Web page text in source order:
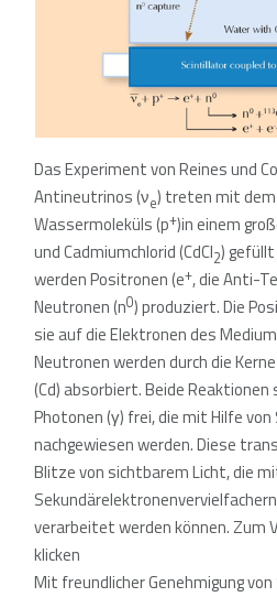
Das Experiment von Reines und
Antineutrinos (νe) treten mit
Wassermoleküls (p+)in einem
und Cadmiumchlorid (CdCl2)
werden Positronen (e+, die Anti-
Neutronen (n0) produziert. Die
sie auf die Elektronen des
Neutronen werden durch die
(Cd) absorbiert. Beide
Photonen (γ) frei, die mit Hilfe
nachgewiesen werden. Diese
Blitze von sichtbarem Licht, die
verarbeitet werden können. Zum
klicken
Mit freundlicher Genehmigung von